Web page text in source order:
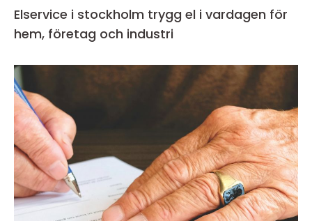
Elservice i stockholm trygg el i vardagen för
hem, företag och industri